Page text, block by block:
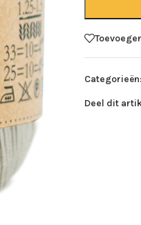
Categorieën:
Deel dit